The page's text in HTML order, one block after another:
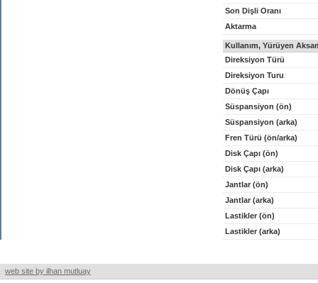
Son Dişli Oranı
Aktarma
Kullanım, Yürüyen
Direksiyon Türü
Direksiyon Turu
Dönüş Çapı
Süspansiyon (ön)
Süspansiyon (arka)
Fren Türü (ön/arka)
Disk Çapı (ön)
Disk Çapı (arka)
Jantlar (ön)
Jantlar (arka)
Lastikler (ön)
Lastikler (arka)
web site by ilhan mutluay